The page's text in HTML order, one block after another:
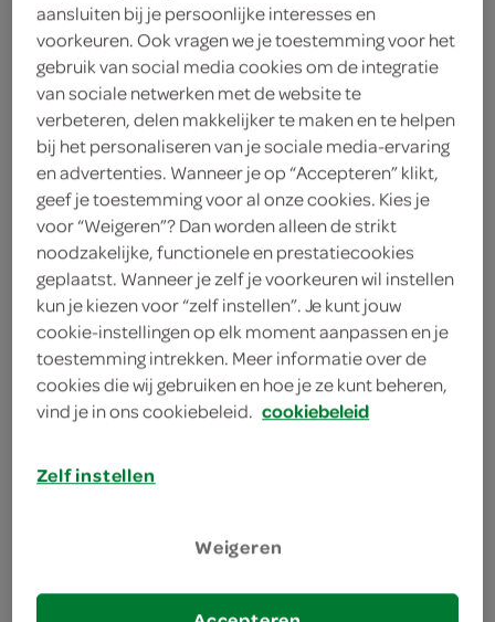
Let op: aanbiedingen zijn niet zichtbaar bij de
producten, maar worden wél automatisch
verwerkt in de winkelmand.
Amstel rosé bier, verfrissend genieten met 6x300ml
krat!
Verfrissende rosébiersmaak
Krachtig A-Merk genot
Handig krat met 6 stuks
BierAls je eens iets anders wilt dan het traditionele
aansluiten bij je persoonlijke interesses en
voorkeuren. Ook vragen we je toestemming voor het
gebruik van social media cookies om de integratie
van sociale netwerken met de website te
verbeteren, delen makkelijker te maken en te helpen
bij het personaliseren van je sociale media-ervaring
en advertenties. Wanneer je op “Accepteren” klikt,
geef je toestemming voor al onze cookies. Kies je
voor “Weigeren”? Dan worden alleen de strikt
noodzakelijke, functionele en prestatiecookies
geplaatst. Wanneer je zelf je voorkeuren wil instellen
kun je kiezen voor “zelf instellen”. Je kunt jouw
cookie-instellingen op elk moment aanpassen en je
toestemming intrekken. Meer informatie over de
cookies die wij gebruiken en hoe je ze kunt beheren,
vind je in ons cookiebeleid. cookiebeleid
Zelf instellen
Weigeren